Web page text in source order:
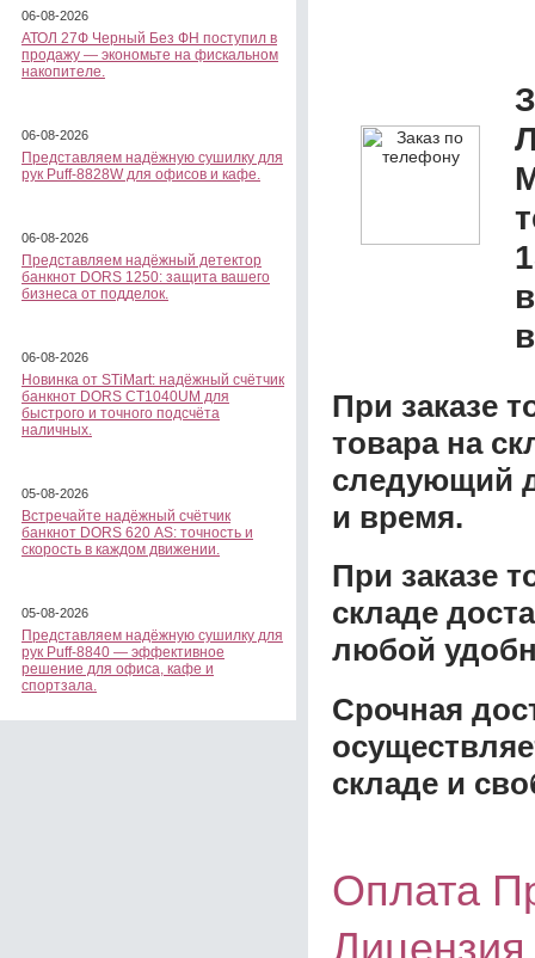
06-08-2026
АТОЛ 27Ф Черный Без ФН поступил в
продажу — экономьте на фискальном
накопителе.
06-08-2026
Представляем надёжную сушилку для
рук Puff-8828W для офисов и кафе.
06-08-2026
Представляем надёжный детектор
банкнот DORS 1250: защита вашего
бизнеса от подделок.
06-08-2026
Новинка от STiMart: надёжный счётчик
банкнот DORS CT1040UM для
быстрого и точного подсчёта
наличных.
05-08-2026
Встречайте надёжный счётчик
банкнот DORS 620 АS: точность и
скорость в каждом движении.
05-08-2026
Представляем надёжную сушилку для
рук Puff-8840 — эффективное
решение для офиса, кафе и
спортзала.
При заказе
товара на
следующий
и время.
При заказе
складе
любой
Срочная
складе и
Оплата